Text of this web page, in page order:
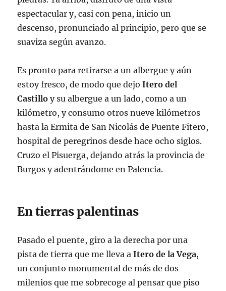
espectacular y, casi con pena, inicio un
descenso, pronunciado al principio, pero que se
suaviza según avanzo.
Es pronto para retirarse a un albergue y aún
estoy fresco, de modo que dejoItero del
Castillo y su albergue a un lado, como a un
kilómetro, y consumo otros nueve kilómetros
hasta la Ermita de San Nicolás de Puente Fitero,
hospital de peregrinos desde hace ocho siglos.
Cruzo el Pisuerga, dejando atrás la provincia de
Burgos y adentrándome en Palencia.
En tierras palentinas
Pasado el puente, giro a la derecha por una
pista de tierra que me lleva aItero de la Vega,
un conjunto monumental de más de dos
milenios que me sobrecoge al pensar que piso